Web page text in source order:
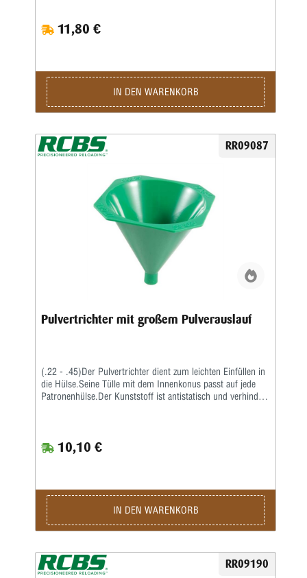
11,80 €
IN DEN WARENKORB
RR09087
Pulvertrichter mit großem Pulverauslauf
(.22 - .45)Der Pulvertrichter dient zum leichten Einfüllen in
die Hülse.Seine Tülle mit dem Innenkonus passt auf jede
Patronenhülse.Der Kunststoff ist antistatisch und verhindert
10,10 €
IN DEN WARENKORB
RR09190